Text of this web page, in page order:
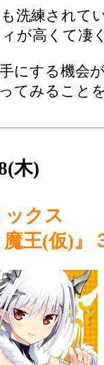
洗練されて
が高くて凄
にする機会
てみること
木)
クス
王(仮)』